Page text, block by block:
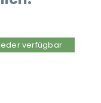
verfügbar